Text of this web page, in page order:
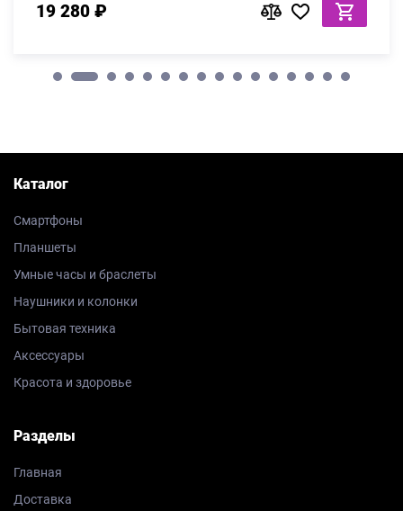
19 280 ₽
Каталог
Смартфоны
Планшеты
Умные часы и браслеты
Наушники и колонки
Бытовая техника
Аксессуары
Красота и здоровье
Разделы
Главная
Доставка